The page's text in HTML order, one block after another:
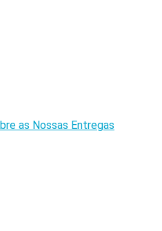
as Nossas Entregas